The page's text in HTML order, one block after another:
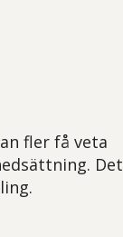
fler få veta
Det